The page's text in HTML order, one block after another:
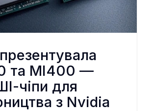
та MI400 —
чіпи для
з Nvidia